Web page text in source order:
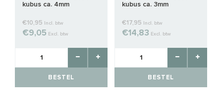
kubus ca. 4mm
€10,95 Incl. btw
€9,05 Excl. btw
BESTEL
kubus ca. 3mm
€17,95 Incl. btw
€14,83 Excl. btw
BESTEL